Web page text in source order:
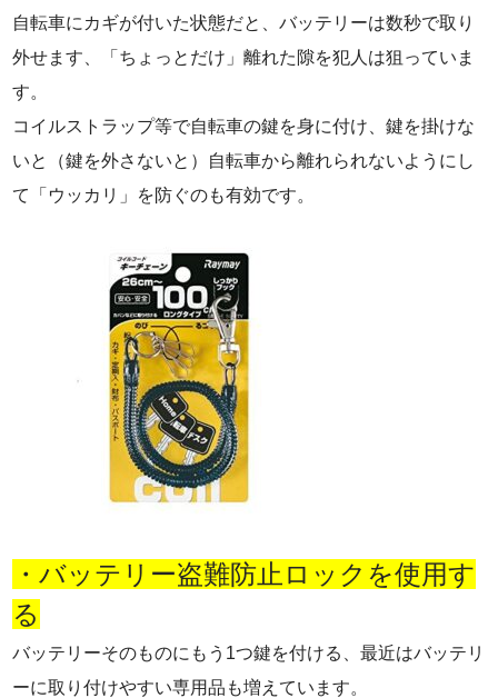
自転車にカギが付いた状態だと、バッテリーは数秒で取り
外せます、
「ちょっとだけ」離れた隙を犯人は狙っていま
す。
コイルストラップ等で自転車の鍵を身に付け、鍵を掛けな
いと（鍵を外さないと）自転車から離れられないようにし
て「ウッカリ」を防ぐのも有効です。
・バッテリー盗難防止ロックを使用す
る
バッテリーそのものにもう1つ鍵を付ける、最近はバッテリ
ーに取り付けやすい専用品も増えています。